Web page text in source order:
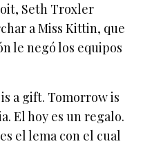
Seth Troxler
a Miss Kittin, que
le negó los equipos
a gift. Tomorrow is
El hoy es un regalo.
el lema con el cual